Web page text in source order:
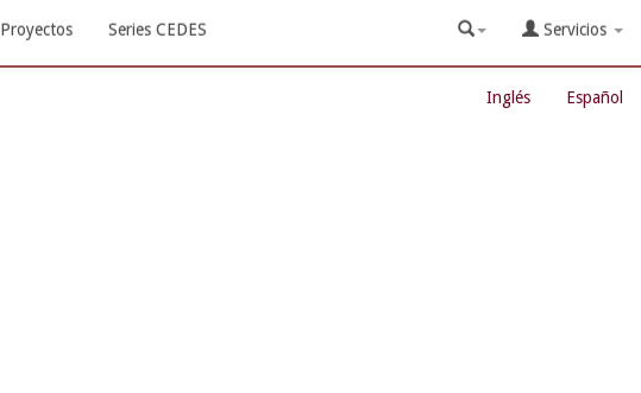
Proyectos Series CEDES Servicios
Inglés Español